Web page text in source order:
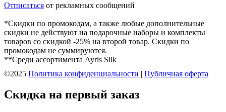
Отписаться от рекламных сообщений
*Скидки по промокодам, а также любые дополнительные
скидки не действуют на подарочные наборы и комплекты
товаров со скидкой -25% на второй товар. Скидки по
промокодам не суммируются.
**Среди ассортимента Ayris Silk
©2025 Политика конфиденциальности | Публичная оферта
Скидка на первый заказ